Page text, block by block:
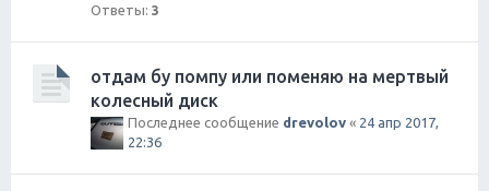
Ответы: 3
отдам бу помпу или поменяю на мертвый
колесный диск
Последнее сообщение drevolov « 24 апр 2017,
22:36